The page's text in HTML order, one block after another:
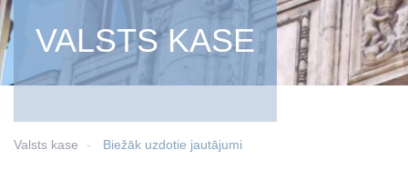
VALSTS KASE
Valsts kase Biežāk uzdotie jautājumi